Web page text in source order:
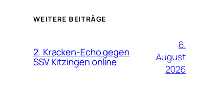
WEITERE BEITRÄGE
2. Kracken-Echo gegen
SSV Kitzingen online
6.
August
2026